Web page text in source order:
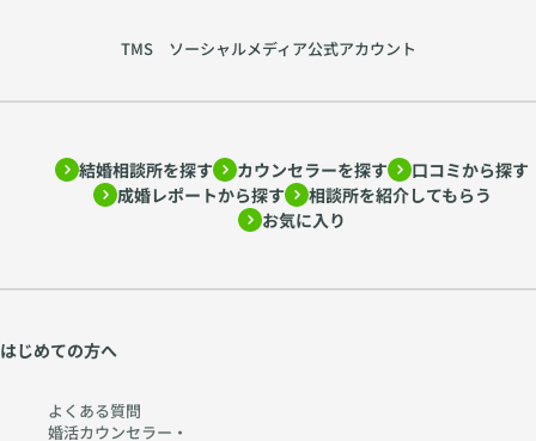
て
を
ド
ラ
ー
理
を
み
htt
TMS ソーシャルメディア公式アカウント
結婚相談所を探す カウンセラーを探す
口コミから探す
成婚レポートから探す
相談所を紹介してもらう
お気に入り
はじめての方へ
よくある質問
婚活カウンセラー・